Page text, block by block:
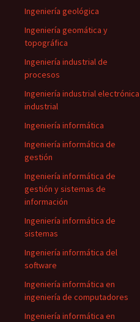
Ingeniería geológica
Ingeniería geomática y
topográfica
Ingeniería industrial de
procesos
Ingeniería industrial electrónica
industrial
Ingeniería informática
Ingeniería informática de
gestión
Ingeniería informática de
gestión y sistemas de
información
Ingeniería informática de
sistemas
Ingeniería informática del
software
Ingeniería informática en
ingeniería de computadores
Ingeniería informática en